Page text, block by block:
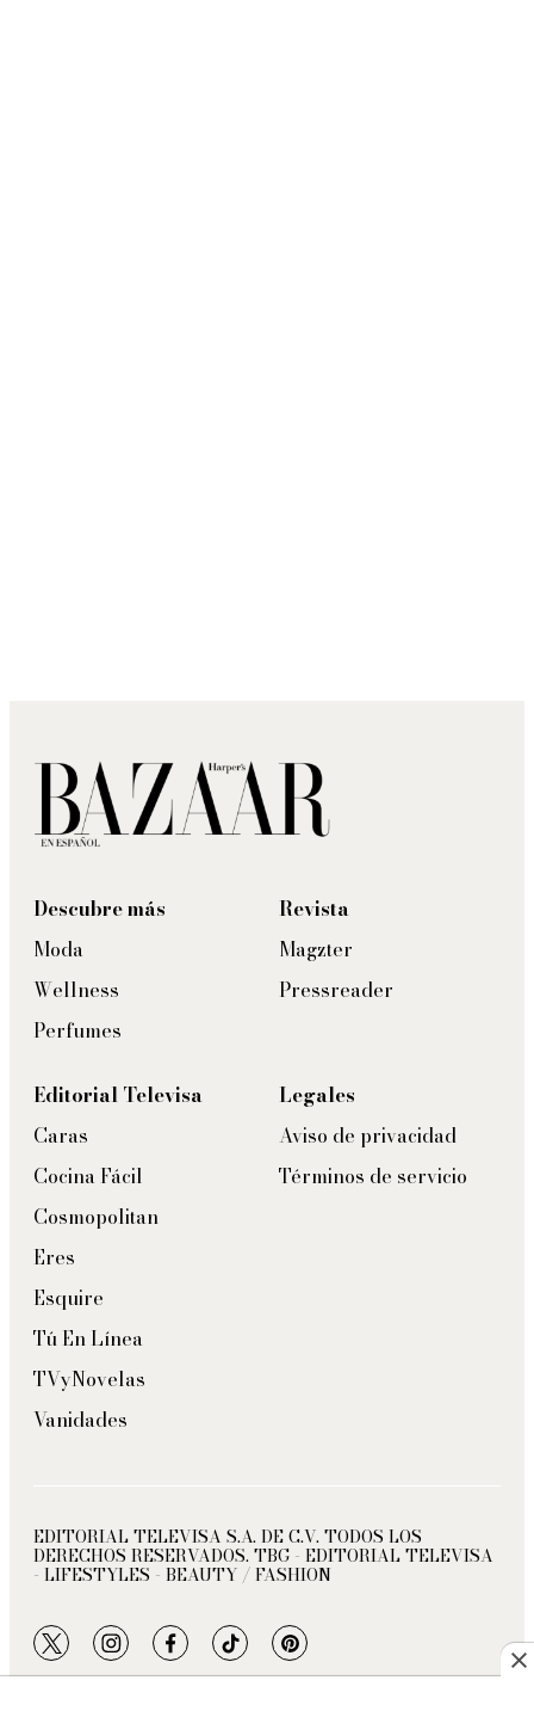
Descubre más
Moda
Wellness
Perfumes
Revista
Magzter
Pressreader
Editorial Televisa
Caras
Cocina Fácil
Cosmopolitan
Eres
Esquire
Tú En Línea
TVyNovelas
Vanidades
Legales
Aviso de privacidad
Términos de servicio
EDITORIAL TELEVISA S.A. DE C.V. TODOS LOS
DERECHOS RESERVADOS. TBG - EDITORIAL TELEVISA
- LIFESTYLES - BEAUTY / FASHION
twitterinstagramfacebooktiktokpinterest